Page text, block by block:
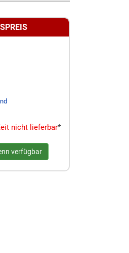
nicht lieferbar*
verfügbar